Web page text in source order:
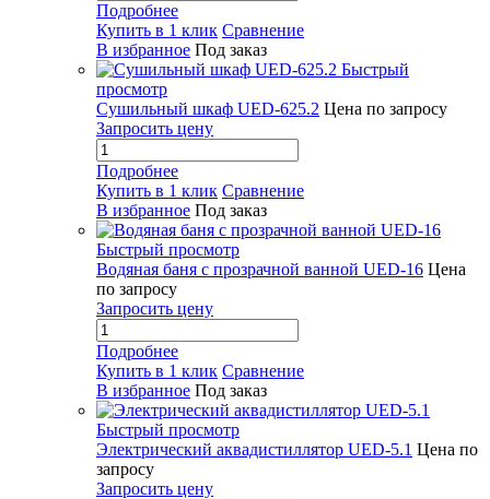
Подробнее
Купить в 1 клик Сравнение
В избранное Под заказ
Быстрый
просмотр
Сушильный шкаф UED-625.2 Цена по запросу
Запросить цену
Подробнее
Купить в 1 клик Сравнение
В избранное Под заказ
Быстрый просмотр
Водяная баня с прозрачной ванной UED-16 Цена
по запросу
Запросить цену
Подробнее
Купить в 1 клик Сравнение
В избранное Под заказ
Быстрый просмотр
Электрический аквадистиллятор UED-5.1 Цена по
запросу
Запросить цену